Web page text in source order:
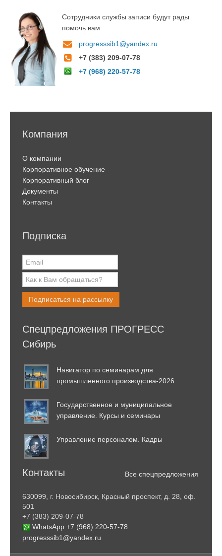
Сотрудники службы записи будут рады
помочь вам
progresssib1@yandex.ru
+7 (383) 209-07-78
+7 (968) 220-57-78
Компания
О компании
Корпоративное обучение
Корпоративный блог
Документы
Контакты
Подписка
Подписаться на рассылку
Спецпредложения ПРОГРЕСС
Сибирь
Навигатор по семинарам для
промышленного производства-2026
Государственное и муниципальное
управление. Курсы и семинары
Управление персоналом. Кадры
Все спецпредложения
Контакты
630099, г. Новосибирск, Красный проспект, д. 28, оф.
501
+7 (383) 209-07-78
WhatsApp +7 (968) 220-57-78
progresssib1@yandex.ru